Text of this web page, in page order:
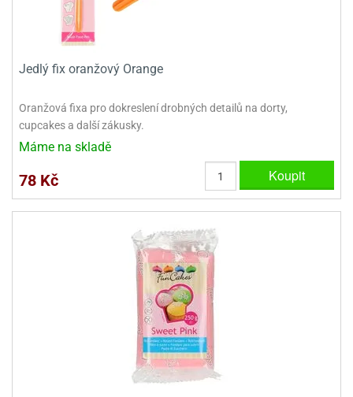
Jedlý fix oranžový Orange
Oranžová fixa pro dokreslení drobných detailů na dorty,
cupcakes a další zákusky.
Máme na skladě
78 Kč Koupit